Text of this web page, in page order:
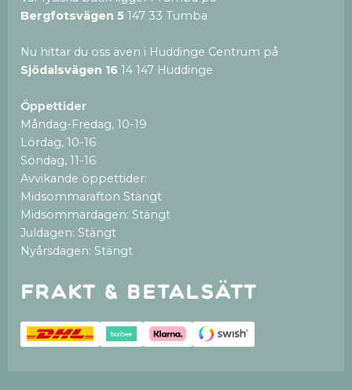
Bergfotsvägen 5 147 33 Tumba
Nu hittar du oss även i Huddinge Centrum på
Sjödalsvägen 16 14 147 Huddinge
Öppettider
Måndag-Fredag, 10-19
Lördag, 10-16
Söndag, 11-16
Avvikande öppettider:
Midsommarafton Stängt
Midsommardagen: Stängt
Juldagen: Stängt
Nyårsdagen: Stängt
Frakt & betalsätt